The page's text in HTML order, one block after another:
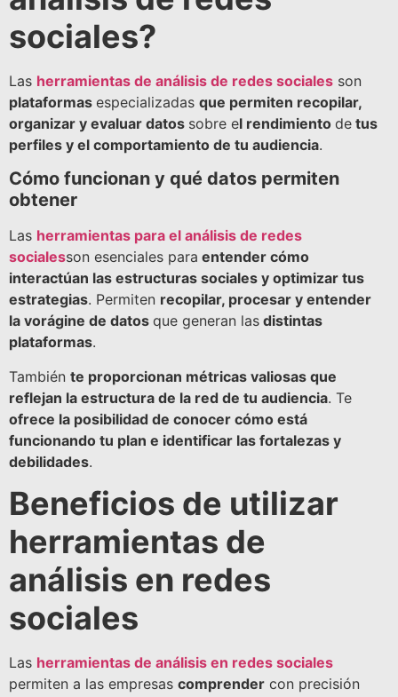
sociales?
Las herramientas de análisis de redes sociales son
plataformas especializadas que permiten recopilar,
organizar y evaluar datos sobre el rendimiento de tus
perfiles y el comportamiento de tu audiencia.
Cómo funcionan y qué datos permiten
obtener
Las herramientas para el análisis de redes
socialesson esenciales para entender cómo
interactúan las estructuras sociales y optimizar tus
estrategias. Permiten recopilar, procesar y entender
la vorágine de datos que generan las distintas
plataformas.
También te proporcionan métricas valiosas que
reflejan la estructura de la red de tu audiencia. Te
ofrece la posibilidad de conocer cómo está
funcionando tu plan e identificar las fortalezas y
debilidades.
Beneficios de utilizar
herramientas de
análisis en redes
sociales
Las herramientas de análisis en redes sociales
permiten a las empresas comprender con precisión